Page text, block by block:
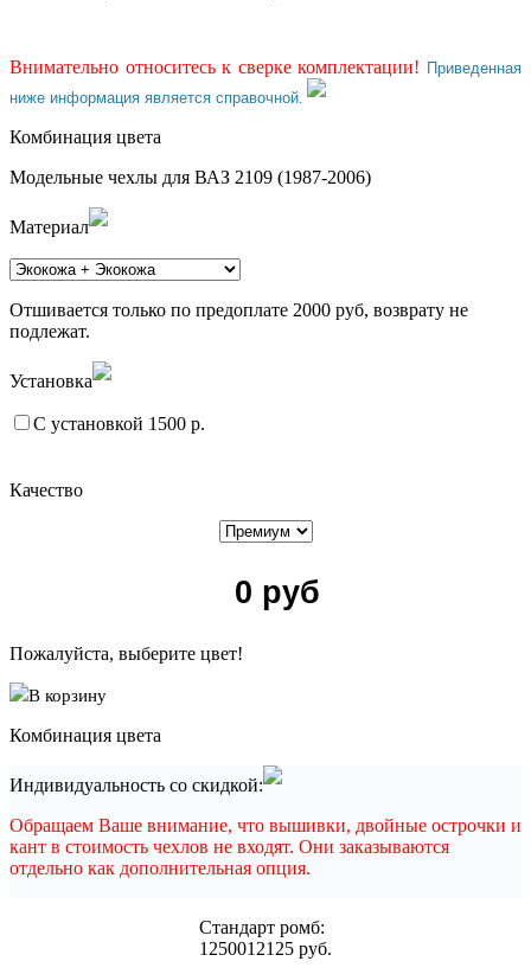
Внимательно относитесь к сверке комплектации! Приведенная
ниже информация является справочной.
Комбинация цвета
Модельные чехлы для ВАЗ 2109 (1987-2006)
Материал
Отшивается только по предоплате 2000 руб, возврату не
подлежат.
Установка
С установкой 1500 р.
Качество
0 руб
Пожалуйста, выберите цвет!
В корзину
Комбинация цвета
Индивидуальность со скидкой:
Обращаем Ваше внимание, что вышивки, двойные острочки и
кант в стоимость чехлов не входят. Они заказываются
отдельно как дополнительная опция.
Cтандарт ромб:
1250012125 руб.